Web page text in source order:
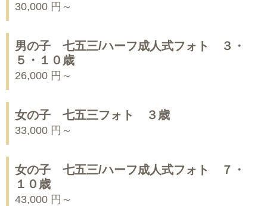
30,000 円～
男の子 七五三/ハーフ成人式フォト ３・
５・１０歳
26,000 円～
女の子 七五三フォト ３歳
33,000 円～
女の子 七五三/ハーフ成人式フォト ７・
１０歳
43,000 円～